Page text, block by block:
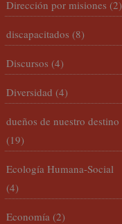
Dirección por misiones (2)
discapacitados (8)
Discursos (4)
Diversidad (4)
dueños de nuestro destino
(19)
Ecología Humana-Social
(4)
Economía (2)